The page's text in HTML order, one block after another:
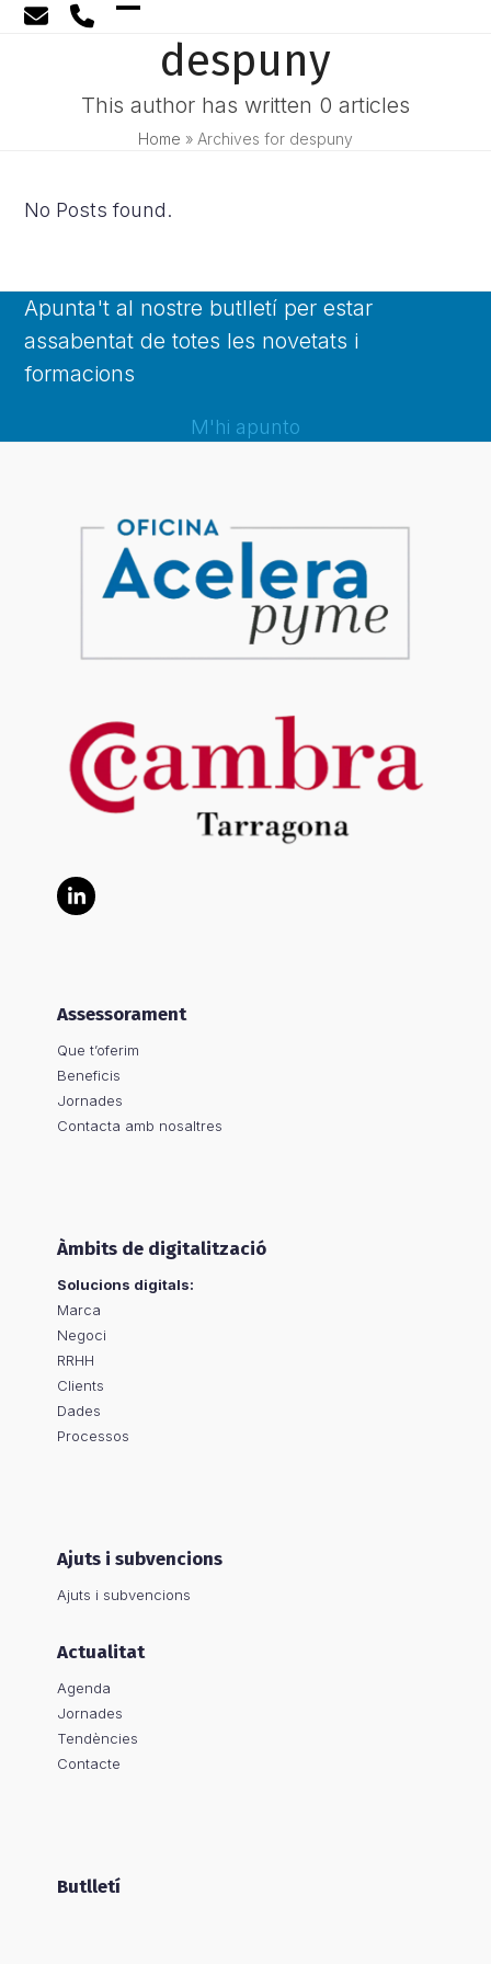
Skip
mobile
menu
mobile
menu
despuny
This author has written 0 articles
Home » Archives for despuny
No Posts found.
Apunta't al nostre butlletí per estar
assabentat de totes les novetats i
formacions
M'hi apunto
LinkedIn
Assessorament
Que t’oferim
Beneficis
Jornades
Contacta amb nosaltres
Àmbits de digitalització
Solucions digitals:
Marca
Negoci
RRHH
Clients
Dades
Processos
Ajuts i subvencions
Ajuts i subvencions
Actualitat
Agenda
Jornades
Tendències
Contacte
Butlletí